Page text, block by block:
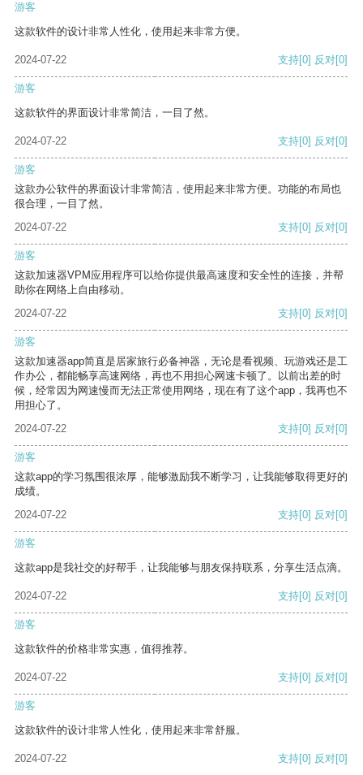
游客
这款软件的设计非常人性化，使用起来非常方便。
2024-07-22 支持[0] 反对[0]
游客
这款软件的界面设计非常简洁，一目了然。
2024-07-22 支持[0] 反对[0]
游客
这款办公软件的界面设计非常简洁，使用起来非常方便。功能的布局也
很合理，一目了然。
2024-07-22
支持[0] 反对[0]
游客
这款加速器VPM应用程序可以给你提供最高速度和安全性的连接，并帮
助你在网络上自由移动。
2024-07-22
支持[0] 反对[0]
游客
这款加速器app简直是居家旅行必备神器，无论是看视频、玩游戏还是工
作办公，都能畅享高速网络，再也不用担心网速卡顿了。以前出差的时
候，经常因为网速慢而无法正常使用网络，现在有了这个app，我再也不
用担心了。
2024-07-22
支持[0] 反对[0]
游客
这款app的学习氛围很浓厚，能够激励我不断学习，让我能够取得更好的
成绩。
2024-07-22
支持[0] 反对[0]
游客
这款app是我社交的好帮手，让我能够与朋友保持联系，分享生活点滴。
2024-07-22 支持[0] 反对[0]
游客
这款软件的价格非常实惠，值得推荐。
2024-07-22 支持[0] 反对[0]
游客
这款软件的设计非常人性化，使用起来非常舒服。
2024-07-22 支持[0] 反对[0]